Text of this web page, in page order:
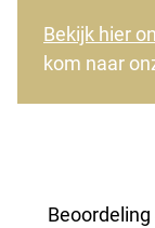
Bekijk hier
kom naar
Beoordeling